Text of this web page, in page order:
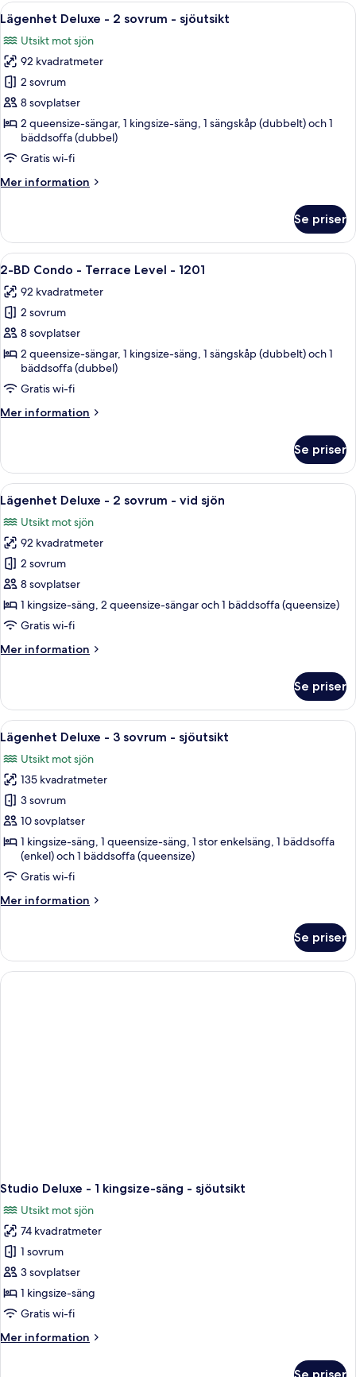
sovrum
(Terrace
Level
#1201B)
Öppna
alla
foton
för
Lägenhet
Deluxe
-
sovrum
-
sjöutsikt
En balkong med ett runt bord och
2
Lägenhet Deluxe - 2 sovrum - sjöutsikt
Utsikt mot sjön
92 kvadratmeter
2 sovrum
8 sovplatser
2 queensize-sängar, 1 kingsize-säng, 1 sängskåp (dubbelt) och 1
bäddsoffa (dubbel)
Gratis wi-fi
Mer information
Mer
Deluxe
2
sjöutsikt
Se priser
Öppna
alla
foton
för
2-
BD
Condo
-
Terrace
1201
Ett sovrum med en säng i trä, en
23
2-BD Condo - Terrace Level - 1201
92 kvadratmeter
2 sovrum
8 sovplatser
2 queensize-sängar, 1 kingsize-säng, 1 sängskåp (dubbelt) och 1
bäddsoffa (dubbel)
Gratis wi-fi
Mer information
Mer
BD
Condo
-
Terrace
Level
1201
Se priser
Öppna
alla
foton
för
Lägenhet
Deluxe
-
2
-
Ett rymligt vardagsrum med ett
19
Lägenhet Deluxe - 2 sovrum - vid sjön
Utsikt mot sjön
92 kvadratmeter
2 sovrum
8 sovplatser
1 kingsize-säng, 2 queensize-sängar och 1 bäddsoffa (queensize)
Gratis wi-fi
Mer information
Mer
Deluxe
2
sovrum
-
vid
sjön
Se priser
Öppna
alla
foton
för
Lägenhet
Deluxe
-
sovrum
-
sjöutsikt
Ett modernt vardagsrum med en
27
Lägenhet Deluxe - 3 sovrum - sjöutsikt
Utsikt mot sjön
135 kvadratmeter
3 sovrum
10 sovplatser
1 kingsize-säng, 1 queensize-säng, 1 stor enkelsäng, 1 bäddsoffa
(enkel) och 1 bäddsoffa (queensize)
Gratis wi-fi
Mer information
Mer
Deluxe
3
Se priser
Studio Deluxe - 1 kingsize-säng - sjöutsikt
Utsikt mot sjön
74 kvadratmeter
1 sovrum
3 sovplatser
1 kingsize-säng
Gratis wi-fi
Mer information
Mer